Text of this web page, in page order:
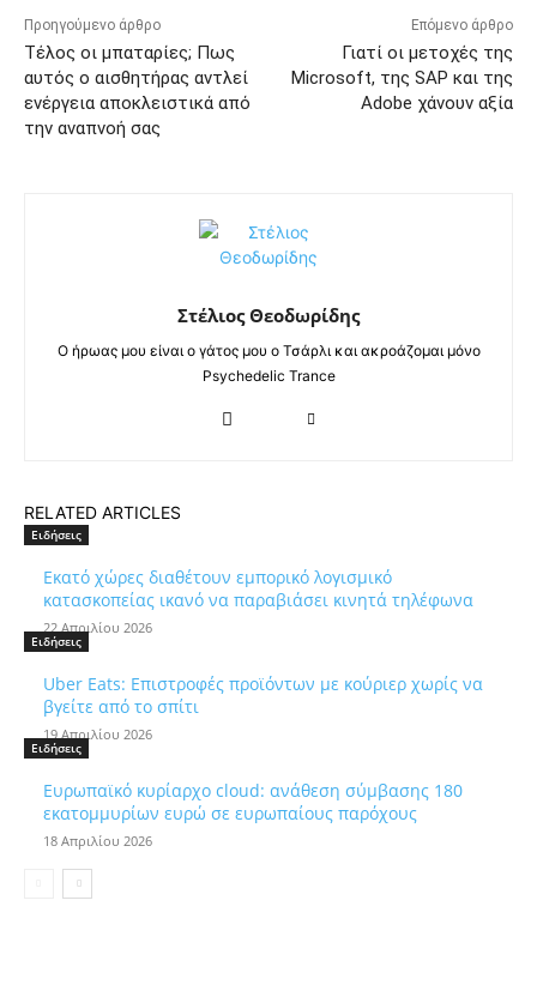
Προηγούμενο άρθρο
Τέλος οι μπαταρίες; Πως
αυτός ο αισθητήρας αντλεί
ενέργεια αποκλειστικά από
την αναπνοή σας
Επόμενο άρθρο
Γιατί οι μετοχές της
Microsoft, της SAP και της
Adobe χάνουν αξία
Στέλιος Θεοδωρίδης
Ο ήρωας μου είναι ο γάτος μου ο Τσάρλι και ακροάζομαι μόνο
Psychedelic Trance
RELATED ARTICLES
Ειδήσεις
Εκατό χώρες διαθέτουν εμπορικό λογισμικό
κατασκοπείας ικανό να παραβιάσει κινητά τηλέφωνα
22 Απριλίου 2026
Ειδήσεις
Uber Eats: Επιστροφές προϊόντων με κούριερ χωρίς να
βγείτε από το σπίτι
19 Απριλίου 2026
Ειδήσεις
Ευρωπαϊκό κυρίαρχο cloud: ανάθεση σύμβασης 180
εκατομμυρίων ευρώ σε ευρωπαίους παρόχους
18 Απριλίου 2026